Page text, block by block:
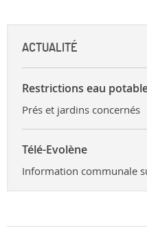
ACTUALITÉ
Restrictions eau
Prés et jardins concernés
Télé-Evolène
Information communale